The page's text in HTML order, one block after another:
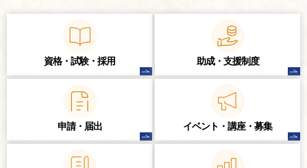
資格・試験・ 採用 助成・支援制度
申請・届出 イベント・講座・ 募集